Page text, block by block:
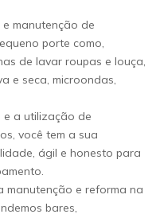
manutenção de
porte como,
de lavar roupas e louça,
e seca, microondas,
e a utilização de
você tem a sua
ágil e honesto para
manutenção e reforma na
bares,